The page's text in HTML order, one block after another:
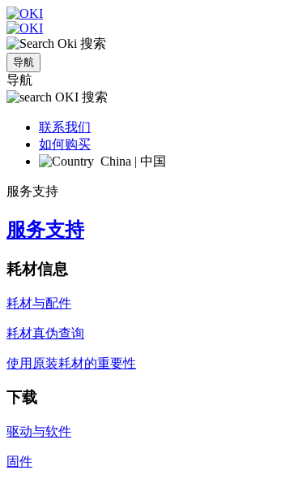
搜索
导航
导航
搜索
联系我们
如何购买
China | 中国
服务支持
服务支持
耗材信息
耗材与配件
耗材真伪查询
使用原装耗材的重要性
下载
驱动与软件
固件